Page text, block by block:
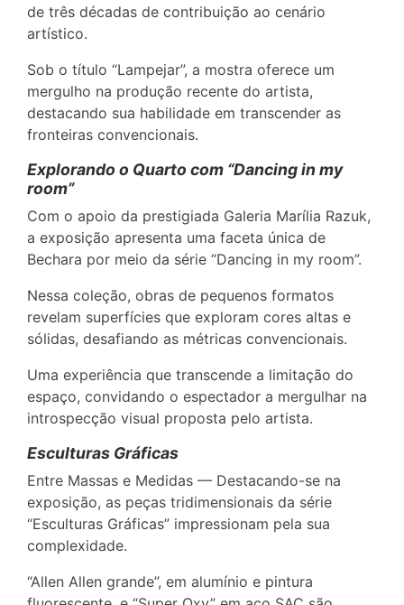
de três décadas de contribuição ao cenário
artístico.
Sob o título “Lampejar”, a mostra oferece um
mergulho na produção recente do artista,
destacando sua habilidade em transcender as
fronteiras convencionais.
Explorando o Quarto com “Dancing in my
room”
Com o apoio da prestigiada Galeria Marília Razuk,
a exposição apresenta uma faceta única de
Bechara por meio da série “Dancing in my room”.
Nessa coleção, obras de pequenos formatos
revelam superfícies que exploram cores altas e
sólidas, desafiando as métricas convencionais.
Uma experiência que transcende a limitação do
espaço, convidando o espectador a mergulhar na
introspecção visual proposta pelo artista.
Esculturas Gráficas
Entre Massas e Medidas — Destacando-se na
exposição, as peças tridimensionais da série
“Esculturas Gráficas” impressionam pela sua
complexidade.
“Allen Allen grande”, em alumínio e pintura